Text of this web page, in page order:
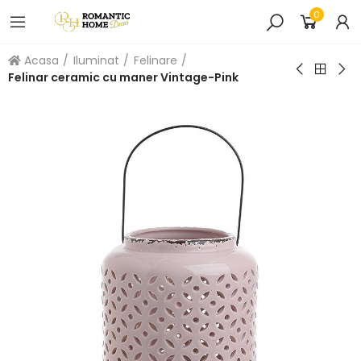
0
Acasa Iluminat
Felinare
Felinar ceramic cu maner Vintage-Pink